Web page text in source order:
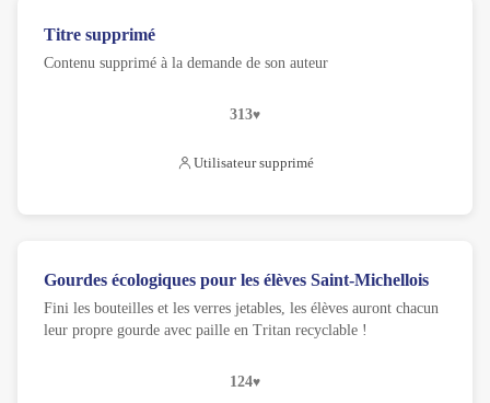
Titre supprimé
Contenu supprimé à la demande de son auteur
313
Utilisateur supprimé
Gourdes écologiques pour les élèves Saint-Michellois
Fini les bouteilles et les verres jetables, les élèves auront chacun
leur propre gourde avec paille en Tritan recyclable !
124